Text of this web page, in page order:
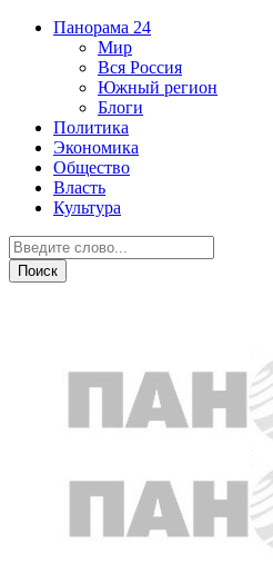
Панорама 24
Мир
Вся Россия
Южный регион
Блоги
Политика
Экономика
Общество
Власть
Культура